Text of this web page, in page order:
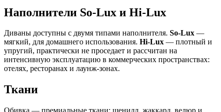
Наполнители So-Lux и Hi-Lux
Диваны доступны с двумя типами наполнителя. So-Lux —
мягкий, для домашнего использования. Hi-Lux — плотный и
упругий, практически не проседает и рассчитан на
интенсивную эксплуатацию в коммерческих пространствах:
отелях, ресторанах и лаунж-зонах.
Ткани